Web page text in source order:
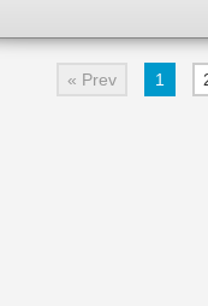
« Prev 1